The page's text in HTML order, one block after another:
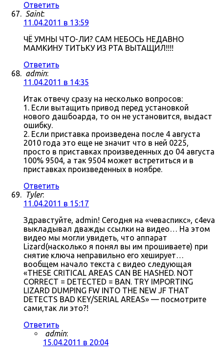
Ответить
Saint:
11.04.2011 в 13:59
ЧЁ УМНЫ ЧТО-ЛИ? САМ НЕБОСЬ НЕДАВНО
МАМКИНУ ТИТЬКУ ИЗ РТА ВЫТАЩИЛ!!!!
Ответить
admin:
11.04.2011 в 14:35
Итак отвечу сразу на несколько вопросов:
1. Если вытащить привод перед установкой
нового дашбоарда, то он не установится, выдаст
ошибку.
2. Если приставка произведена после 4 августа
2010 года это еще не значит что в ней 0225,
просто в приставках произведенных до 04 августа
100% 9504, а так 9504 может встретиться и в
приставках произведенных в ноябре.
Ответить
Tyler:
11.04.2011 в 15:17
Здравстуйте, admin! Сегодня на «чеваспикс», c4eva
выкладывал дважды ссылки на видео… На этом
видео мы могли увидеть, что аппарат
Lizard(насколько я понял вы им прошиваете) при
снятие ключа неправильно его хеширует…
вообщем начало текста с видео следующая
«THESE CRITICAL AREAS CAN BE HASHED. NOT
CORRECT = DETECTED = BAN. TRY IMPORTING
LIZARD DUMPING FW INTO THE NEW JF THAT
DETECTS BAD KEY/SERIAL AREAS» — посмотрите
сами,так ли это?!
Ответить
admin:
15.04.2011 в 20:04